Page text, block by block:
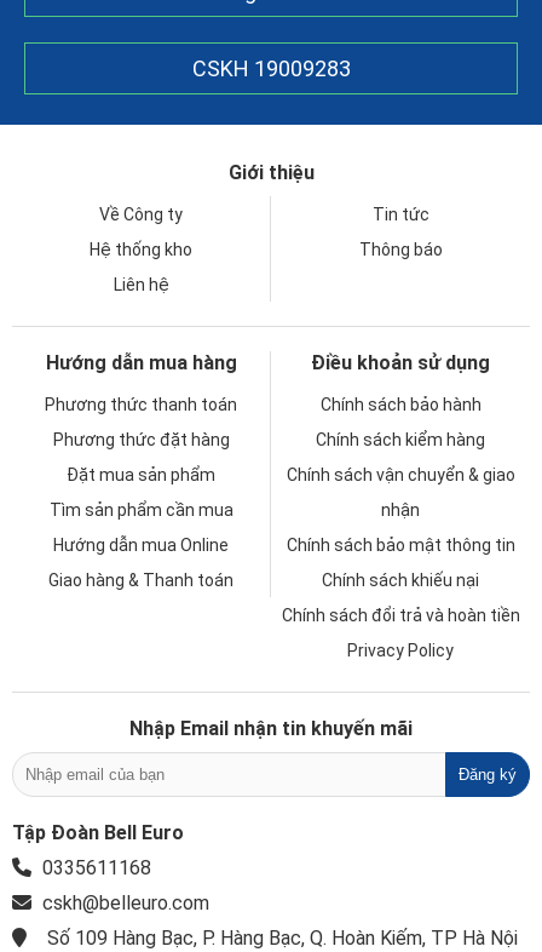
CSKH 19009283
Giới thiệu
Về Công ty
Tin tức
Hệ thống kho
Thông báo
Liên hệ
Hướng dẫn mua hàng
Phương thức thanh toán
Phương thức đặt hàng
Đặt mua sản phẩm
Tìm sản phẩm cần mua
Hướng dẫn mua Online
Giao hàng & Thanh toán
Điều khoản sử dụng
Chính sách bảo hành
Chính sách kiểm hàng
Chính sách vận chuyển & giao
nhận
Chính sách bảo mật thông tin
Chính sách khiếu nại
Chính sách đổi trả và hoàn tiền
Privacy Policy
Nhập Email nhận tin khuyến mãi
Tập Đoàn Bell Euro
0335611168
cskh@belleuro.com
Số 109 Hàng Bạc, P. Hàng Bạc, Q. Hoàn Kiếm, TP Hà Nội